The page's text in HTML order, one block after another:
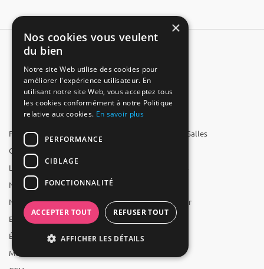
FAQ
Qui sommes-nous ?
L'équipe
Nous recrutons
Nos partenaires
Espace presse
Études
Mentions légales
Groupe 1001 Salles
1001 Traiteurs
Reserverunbar
×
Nos cookies vous veulent
du bien
Notre site Web utilise des cookies pour
améliorer l'expérience utilisateur. En
utilisant notre site Web, vous acceptez tous
les cookies conformément à notre Politique
relative aux cookies. En savoir plus
PERFORMANCE
CIBLAGE
FONCTIONNALITÉ
ACCEPTER TOUT REFUSER TOUT
AFFICHER LES DÉTAILS